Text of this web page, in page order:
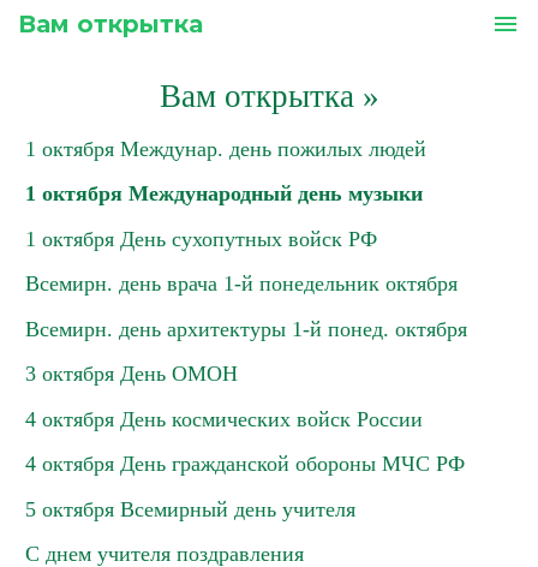
Вам открытка menu
Вам открытка»
1 октября Междунар. день пожилых людей
1 октября Международный день музыки
1 октября День сухопутных войск РФ
Всемирн. день врача 1-й понедельник октября
Всемирн. день архитектуры 1-й понед. октября
3 октября День ОМОН
4 октября День космических войск России
4 октября День гражданской обороны МЧС РФ
5 октября Всемирный день учителя
С днем учителя поздравления